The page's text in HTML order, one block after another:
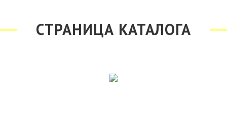
СТРАНИЦА КАТАЛОГА